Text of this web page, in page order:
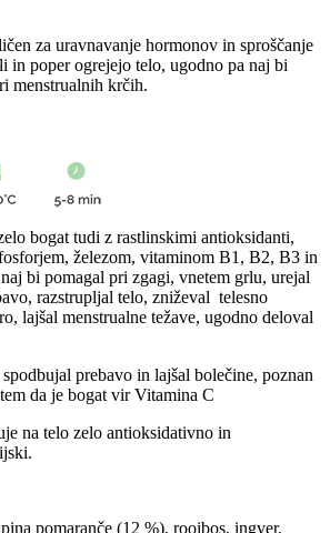
za uravnavanje hormonov in sproščanje
in poper ogrejejo telo, ugodno pa naj bi
menstrualnih krčih.
bogat tudi z rastlinskimi antioksidanti,
železom, vitaminom B1, B2, B3 in
bi pomagal pri zgagi, vnetem grlu, urejal
razstrupljal telo, zniževal telesno
lajšal menstrualne težave, ugodno deloval
prebavo in lajšal bolečine, poznan
da je bogat vir Vitamina C
na telo zelo antioksidativno in
pomaranče (12 %), rooibos, ingver,